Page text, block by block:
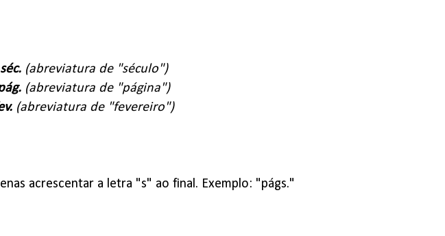
séc.(abreviatura de "século")
(abreviatura de "página")
(abreviatura de "fevereiro")
acrescentar a letra "s" ao final. Exemplo: "págs."